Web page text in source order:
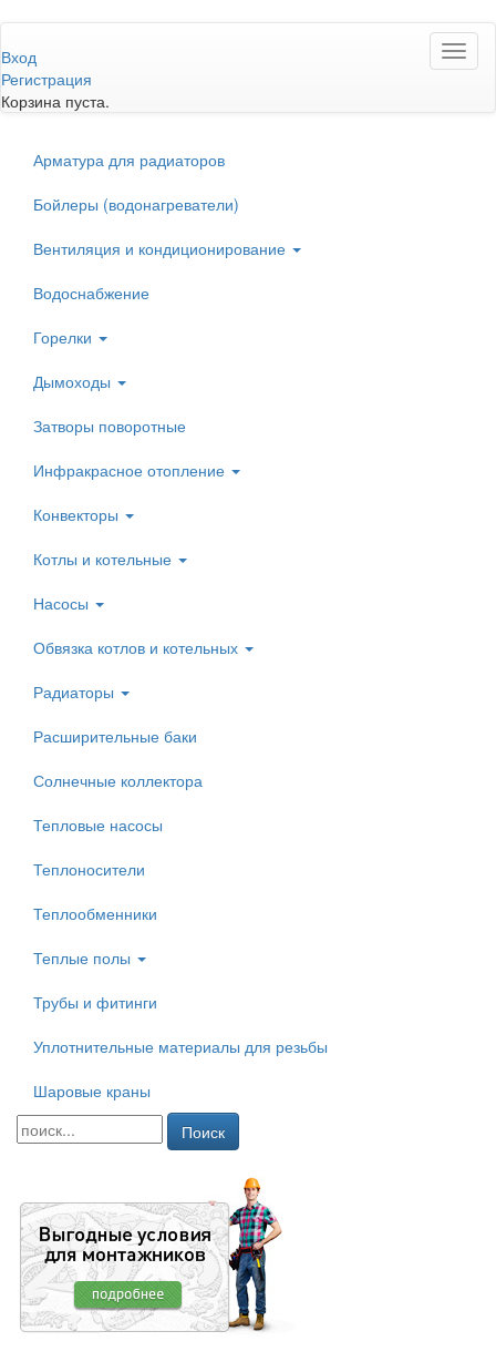
к
основному
содержанию
Вход
Регистрация
Корзина пуста.
Арматура для радиаторов
Бойлеры (водонагреватели)
Вентиляция и кондиционирование
Водоснабжение
Горелки
Дымоходы
Затворы поворотные
Инфракрасное отопление
Конвекторы
Котлы и котельные
Насосы
Обвязка котлов и котельных
Радиаторы
Расширительные баки
Солнечные коллектора
Тепловые насосы
Теплоносители
Теплообменники
Теплые полы
Трубы и фитинги
Уплотнительные материалы для резьбы
Шаровые краны
Поиск